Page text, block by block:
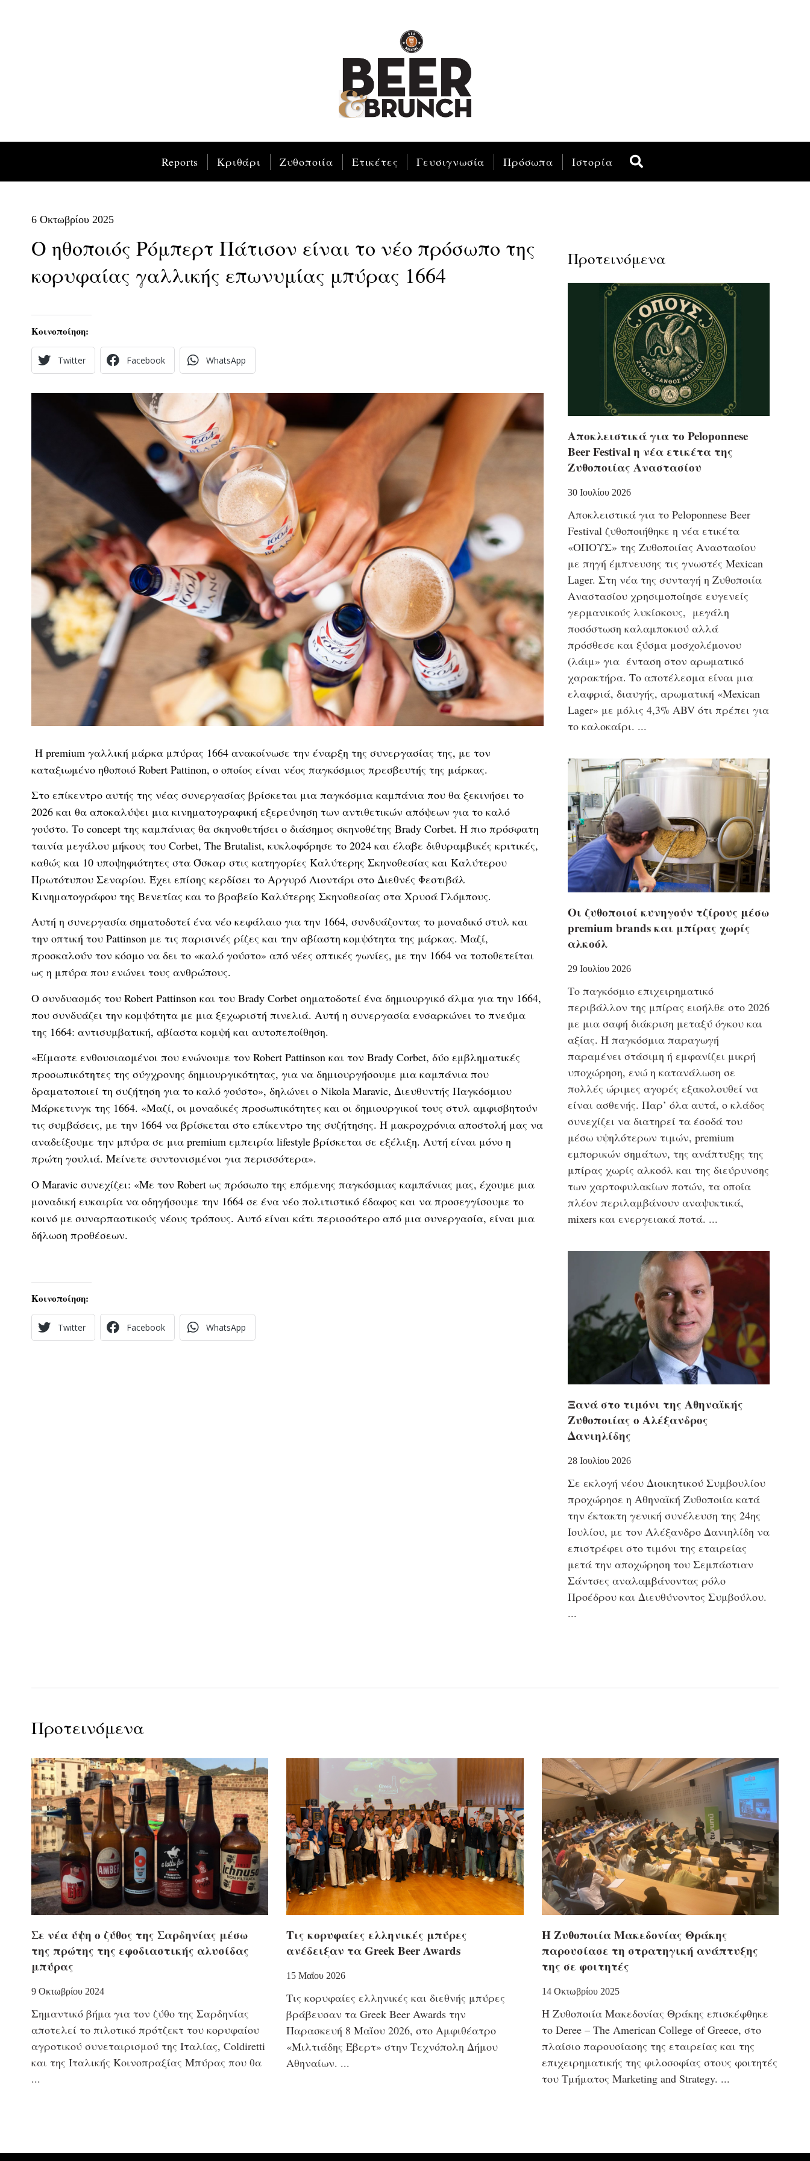
Reports Κριθάρι Ζυθοποιία Ετικέτες Γευσιγνωσία Πρόσωπα Ιστορία
6 Οκτωβρίου 2025
Ο ηθοποιός Ρόμπερτ Πάτισον είναι το νέο πρόσωπο της
κορυφαίας γαλλικής επωνυμίας μπύρας 1664
Κοινοποίηση:
Twitter Facebook WhatsApp
Η premium γαλλική μάρκα μπύρας 1664 ανακοίνωσε την έναρξη της συνεργασίας της, με τον
καταξιωμένο ηθοποιό Robert Pattinon, ο οποίος είναι νέος παγκόσμιος πρεσβευτής της μάρκας.
Στο επίκεντρο αυτής της νέας συνεργασίας βρίσκεται μια παγκόσμια καμπάνια που θα ξεκινήσει το
2026 και θα αποκαλύψει μια κινηματογραφική εξερεύνηση των αντιθετικών απόψεων για το καλό
γούστο. Το concept της καμπάνιας θα σκηνοθετήσει ο διάσημος σκηνοθέτης Brady Corbet. Η πιο πρόσφατη
ταινία μεγάλου μήκους του Corbet, The Brutalist, κυκλοφόρησε το 2024 και έλαβε διθυραμβικές κριτικές,
καθώς και 10 υποψηφιότητες στα Όσκαρ στις κατηγορίες Καλύτερης Σκηνοθεσίας και Καλύτερου
Πρωτότυπου Σεναρίου. Έχει επίσης κερδίσει το Αργυρό Λιοντάρι στο Διεθνές Φεστιβάλ
Κινηματογράφου της Βενετίας και το βραβείο Καλύτερης Σκηνοθεσίας στα Χρυσά Γλόμπους.
Αυτή η συνεργασία σηματοδοτεί ένα νέο κεφάλαιο για την 1664, συνδυάζοντας το μοναδικό στυλ και
την οπτική του Pattinson με τις παρισινές ρίζες και την αβίαστη κομψότητα της μάρκας. Μαζί,
προσκαλούν τον κόσμο να δει το «καλό γούστο» από νέες οπτικές γωνίες, με την 1664 να τοποθετείται
ως η μπύρα που ενώνει τους ανθρώπους.
Ο συνδυασμός του Robert Pattinson και του Brady Corbet σηματοδοτεί ένα δημιουργικό άλμα για την 1664,
που συνδυάζει την κομψότητα με μια ξεχωριστή πινελιά. Αυτή η συνεργασία ενσαρκώνει το πνεύμα
της 1664: αντισυμβατική, αβίαστα κομψή και αυτοπεποίθηση.
«Είμαστε ενθουσιασμένοι που ενώνουμε τον Robert Pattinson και τον Brady Corbet, δύο εμβληματικές
προσωπικότητες της σύγχρονης δημιουργικότητας, για να δημιουργήσουμε μια καμπάνια που
δραματοποιεί τη συζήτηση για το καλό γούστο», δηλώνει ο Nikola Maravic, Διευθυντής Παγκόσμιου
Μάρκετινγκ της 1664. «Μαζί, οι μοναδικές προσωπικότητες και οι δημιουργικοί τους στυλ αμφισβητούν
τις συμβάσεις, με την 1664 να βρίσκεται στο επίκεντρο της συζήτησης. Η μακροχρόνια αποστολή μας να
αναδείξουμε την μπύρα σε μια premium εμπειρία lifestyle βρίσκεται σε εξέλιξη. Αυτή είναι μόνο η
πρώτη γουλιά. Μείνετε συντονισμένοι για περισσότερα».
Ο Maravic συνεχίζει: «Με τον Robert ως πρόσωπο της επόμενης παγκόσμιας καμπάνιας μας, έχουμε μια
μοναδική ευκαιρία να οδηγήσουμε την 1664 σε ένα νέο πολιτιστικό έδαφος και να προσεγγίσουμε το
κοινό με συναρπαστικούς νέους τρόπους. Αυτό είναι κάτι περισσότερο από μια συνεργασία, είναι μια
δήλωση προθέσεων.
Κοινοποίηση:
Twitter Facebook WhatsApp
Προτεινόμενα
Αποκλειστικά για το Peloponnese
Beer Festival η νέα ετικέτα της
Ζυθοποιίας Αναστασίου
30 Ιουλίου 2026
Αποκλειστικά για το Peloponnese Beer
Festival ζυθοποιήθηκε η νέα ετικέτα
«ΟΠΟΥΣ» της Ζυθοποιίας Αναστασίου
με πηγή έμπνευσης τις γνωστές Mexican
Lager. Στη νέα της συνταγή η Ζυθοποιία
Αναστασίου χρησιμοποίησε ευγενείς
γερμανικούς λυκίσκους, μεγάλη
ποσόστωση καλαμποκιού αλλά
πρόσθεσε και ξύσμα μοσχολέμονου
(λάιμ» για ένταση στον αρωματικό
χαρακτήρα. Το αποτέλεσμα είναι μια
ελαφριά, διαυγής, αρωματική «Mexican
Lager» με μόλις 4,3% ABV ότι πρέπει για
το καλοκαίρι.
Οι ζυθοποιοί κυνηγούν τζίρους μέσω
premium brands και μπίρας χωρίς
αλκοόλ
29 Ιουλίου 2026
Το παγκόσμιο επιχειρηματικό
περιβάλλον της μπίρας εισήλθε στο 2026
με μια σαφή διάκριση μεταξύ όγκου και
αξίας. Η παγκόσμια παραγωγή
παραμένει στάσιμη ή εμφανίζει μικρή
υποχώρηση, ενώ η κατανάλωση σε
πολλές ώριμες αγορές εξακολουθεί να
είναι ασθενής. Παρ’ όλα αυτά, ο κλάδος
συνεχίζει να διατηρεί τα έσοδά του
μέσω υψηλότερων τιμών, premium
εμπορικών σημάτων, της ανάπτυξης της
μπίρας χωρίς αλκοόλ και της διεύρυνσης
των χαρτοφυλακίων ποτών, τα οποία
πλέον περιλαμβάνουν αναψυκτικά,
mixers και ενεργειακά ποτά.
Ξανά στο τιμόνι της Αθηναϊκής
Ζυθοποιίας ο Αλέξανδρος
Δανιηλίδης
28 Ιουλίου 2026
Σε εκλογή νέου Διοικητικού Συμβουλίου
προχώρησε η Αθηναϊκή Ζυθοποιία κατά
την έκτακτη γενική συνέλευση της 24ης
Ιουλίου, με τον Αλέξανδρο Δανιηλίδη να
επιστρέφει στο τιμόνι της εταιρείας
μετά την αποχώρηση του Σεμπάστιαν
Σάντσες αναλαμβάνοντας ρόλο
Προέδρου και Διευθύνοντος Συμβούλου.
Προτεινόμενα
Σε νέα ύψη ο ζύθος της Σαρδηνίας μέσω
της πρώτης της εφοδιαστικής αλυσίδας
μπύρας
9 Οκτωβρίου 2024
Σημαντικό βήμα για τον ζύθο της Σαρδηνίας
αποτελεί το πιλοτικό πρότζεκτ του κορυφαίου
αγροτικού συνεταιρισμού της Ιταλίας, Coldiretti
και της Ιταλικής Κοινοπραξίας Μπύρας που θα
Τις κορυφαίες ελληνικές μπύρες
ανέδειξαν τα Greek Beer Awards
15 Μαΐου 2026
Τις κορυφαίες ελληνικές και διεθνής μπύρες
βράβευσαν τα Greek Beer Awards την
Παρασκευή 8 Μαΐου 2026, στο Αμφιθέατρο
«Μιλτιάδης Έβερτ» στην Τεχνόπολη Δήμου
Αθηναίων.
Η Ζυθοποιία Μακεδονίας Θράκης
παρουσίασε τη στρατηγική ανάπτυξης
της σε φοιτητές
14 Οκτωβρίου 2025
Η Ζυθοποιία Μακεδονίας Θράκης επισκέφθηκε
το Deree – The American College of Greece, στο
πλαίσιο παρουσίασης της εταιρείας και της
επιχειρηματικής της φιλοσοφίας στους φοιτητές
του Τμήματος Marketing and Strategy.